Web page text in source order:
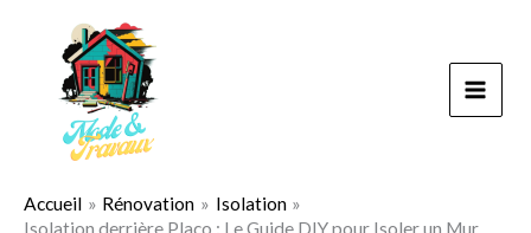
Accueil Rénovation
Isolation
Isolation derrière Placo : Le Guide DIY pour Isoler un Mur